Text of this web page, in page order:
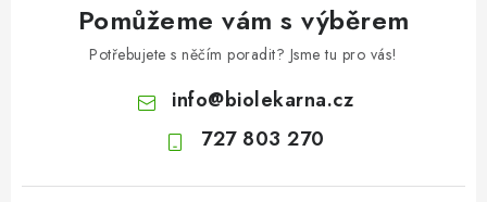
Pomůžeme vám s výběrem
Potřebujete s něčím poradit? Jsme tu pro vás!
info@biolekarna.cz
727 803 270